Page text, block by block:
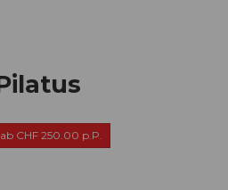
ab CHF 250.00 p.P.